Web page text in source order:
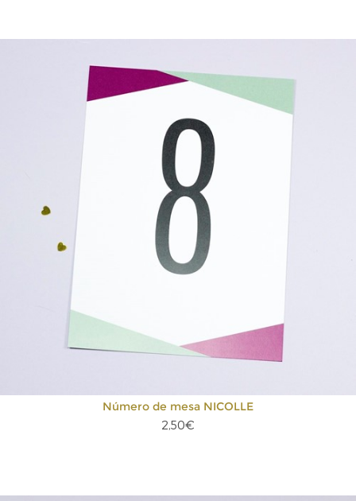
Número de mesa NICOLLE
2,50€